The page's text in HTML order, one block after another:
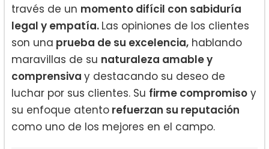
través de un momento difícil con sabiduría
legal y empatía. Las opiniones de los clientes
son una prueba de su excelencia, hablando
maravillas de su naturaleza amable y
comprensiva y destacando su deseo de
luchar por sus clientes. Su firme compromiso y
su enfoque atento refuerzan su reputación
como uno de los mejores en el campo.